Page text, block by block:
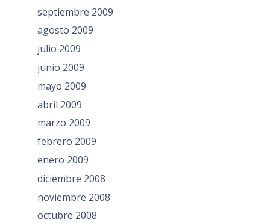
septiembre 2009
agosto 2009
julio 2009
junio 2009
mayo 2009
abril 2009
marzo 2009
febrero 2009
enero 2009
diciembre 2008
noviembre 2008
octubre 2008